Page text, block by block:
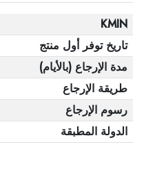
KMIN
تاريخ توفر أول منتج
مدة الإرجاع (بالأيام)
طريقة الإرجاع
رسوم الإرجاع
الدولة المطبقة